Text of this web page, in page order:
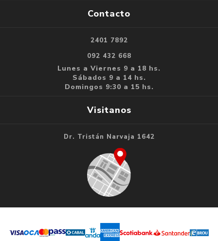
Contacto
2401 7892
092 432 668
Lunes a Viernes 9 a 18 hs.
Sábados 9 a 14 hs.
Domingos 9:30 a 15 hs.
Visitanos
Dr. Tristán Narvaja 1642